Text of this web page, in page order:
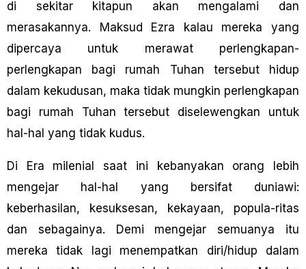
di sekitar kitapun akan mengalami dan
merasakannya. Maksud Ezra kalau mereka yang
dipercaya untuk merawat perlengkapan-
perlengkapan bagi rumah Tuhan tersebut hidup
dalam kekudusan, maka tidak mungkin perlengkapan
bagi rumah Tuhan tersebut diselewengkan untuk
hal-hal yang tidak kudus.
Di Era milenial saat ini kebanyakan orang lebih
mengejar hal-hal yang bersifat duniawi:
keberhasilan, kesuksesan, kekayaan, popula-ritas
dan sebagainya. Demi mengejar semuanya itu
mereka tidak lagi menempatkan diri/hidup dalam